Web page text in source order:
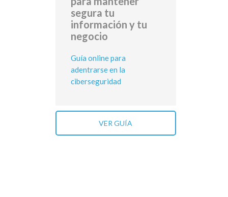
segura tu
información y tu
negocio
Guía online para
adentrarse en la
ciberseguridad
VER GUÍA